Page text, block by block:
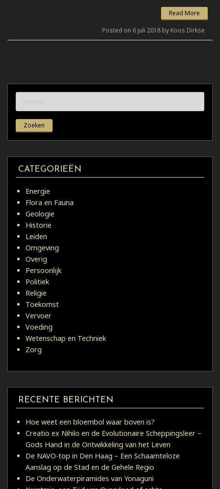
Read More
Posted on 6 juli 2018 by Koos Dirkse
naar:
CATEGORIEËN
Energie
Flora en Fauna
Geologie
Historie
Leiden
Omgeving
Overig
Persoonlijk
Politiek
Religie
Toekomst
Vervoer
Voeding
Wetenschap en Techniek
Zorg
RECENTE BERICHTEN
Hoe weet een bloembol waar boven is?
Creatio ex Nihilo en de Evolutionaire Scheppingsleer –
Gods Hand in de Ontwikkeling van het Leven
De NAVO-top in Den Haag – Een Schaamteloze
Aanslag op de Stad en de Gehele Regio
De Onderwaterpiramides van Yonaguni